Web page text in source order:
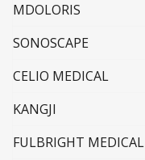
MDOLORIS
SONOSCAPE
CELIO MEDICAL
KANGJI
FULBRIGHT MEDICAL